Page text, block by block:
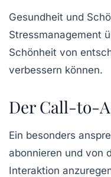
Gesundheit und
Stressmanagement
Schönheit von
verbessern können.
Der Call-to-
Ein besonders
abonnieren und von
Interaktion